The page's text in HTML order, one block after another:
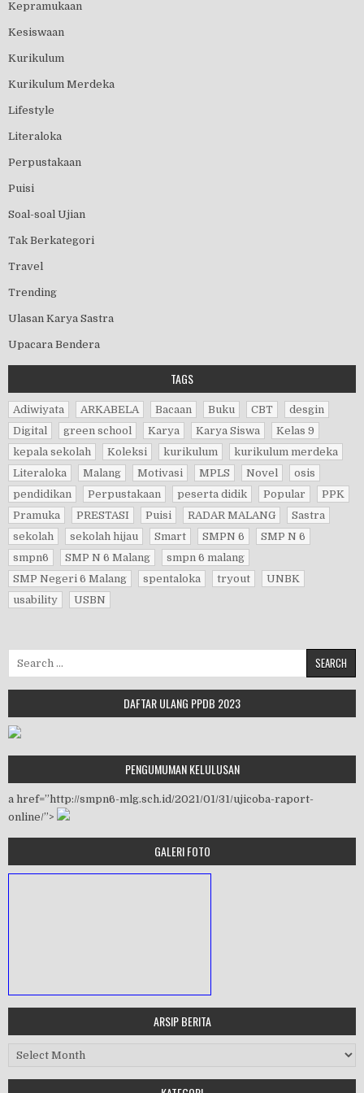
Kepramukaan
Kesiswaan
Kurikulum
Kurikulum Merdeka
Lifestyle
Literaloka
Perpustakaan
Puisi
Soal-soal Ujian
Tak Berkategori
Travel
Trending
Ulasan Karya Sastra
Upacara Bendera
TAGS
Adiwiyata ARKABELA Bacaan Buku CBT
desgin
Digital
green school Karya Karya Siswa
Kelas 9
kepala sekolah
Koleksi kurikulum
kurikulum merdeka
Literaloka
Malang Motivasi MPLS Novel
osis
pendidikan
Perpustakaan peserta didik Popular
PPK
Pramuka
PRESTASI Puisi RADAR MALANG
Sastra
sekolah
sekolah hijau Smart SMPN 6
SMP N 6
smpn6
SMP N 6 Malang
smpn 6 malang
SMP Negeri 6 Malang
spentaloka tryout
UNBK
usability
USBN
DAFTAR ULANG PPDB 2023
PENGUMUMAN KELULUSAN
a href=”http://smpn6-mlg.sch.id/2021/01/31/ujicoba-raport-
online/”>
GALERI FOTO
Workshop Perangkat 2019
ARSIP BERITA
Arsip Berita